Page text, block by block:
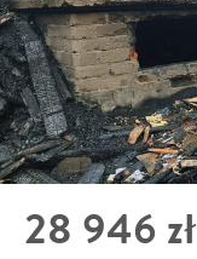
28 946 zł